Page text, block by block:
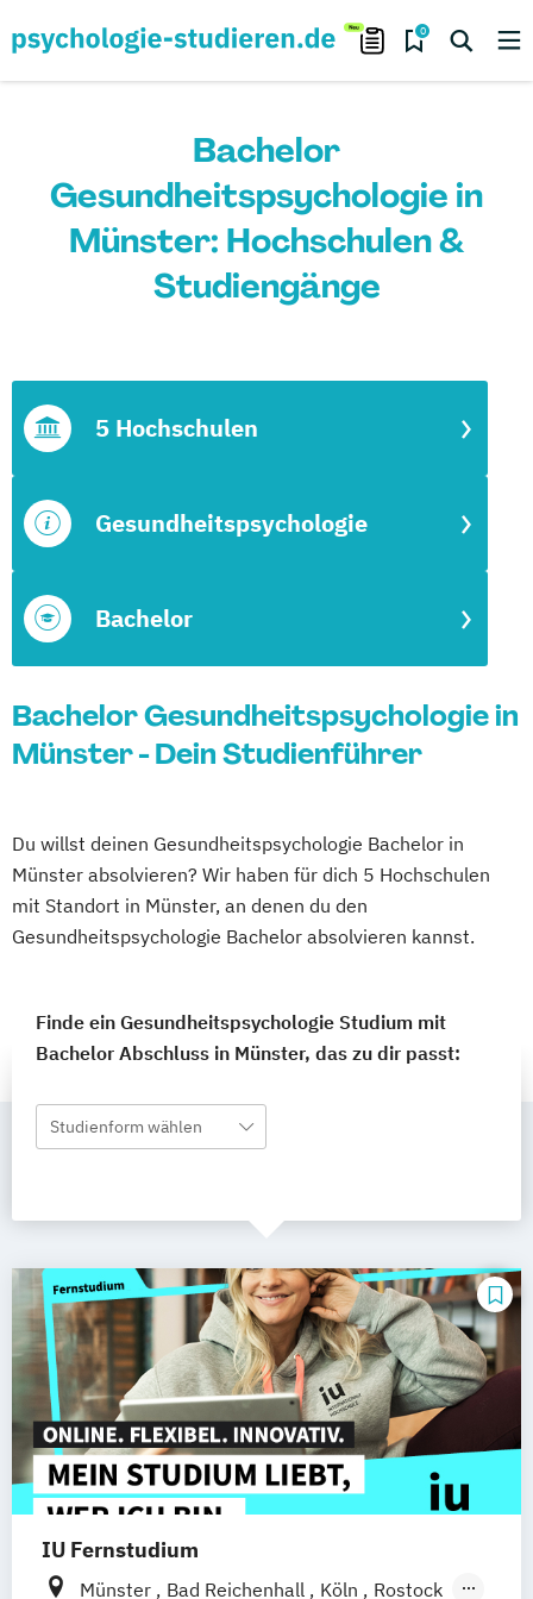
0
Bachelor
Gesundheitspsychologie in
Münster: Hochschulen &
Studiengänge
Bachelor
Gesundheitspsychologie
5 Hochschulen
Bachelor Gesundheitspsychologie in
Münster - Dein Studienführer
Du willst deinen Gesundheitspsychologie Bachelor in
Münster absolvieren? Wir haben für dich 5 Hochschulen
mit Standort in Münster, an denen du den
Gesundheitspsychologie Bachelor absolvieren kannst.
Finde ein Gesundheitspsychologie Studium mit
Bachelor Abschluss in Münster, das zu dir passt:
Studienform wählen
IU Fernstudium
Münster Bad Reichenhall Köln
Rostock